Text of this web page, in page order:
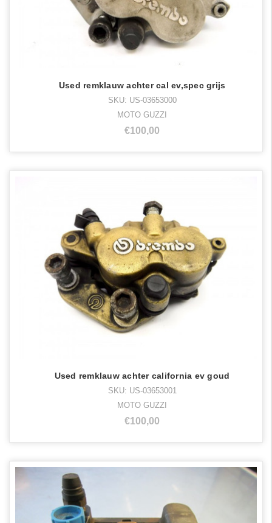
Used remklauw achter cal ev,spec grijs
SKU: US-03653000
MOTO GUZZI
€100,00
Used remklauw achter california ev goud
SKU: US-03653001
MOTO GUZZI
€100,00